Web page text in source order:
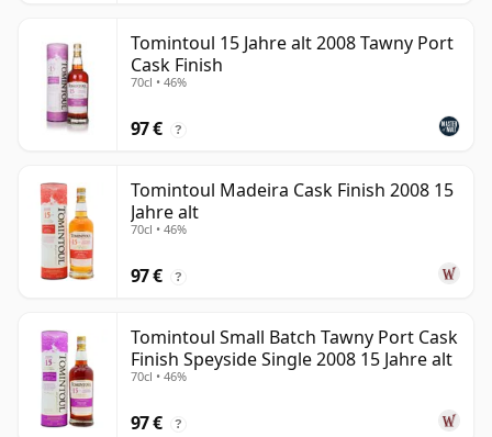
Tomintoul 15 Jahre alt 2008 Tawny Port
Cask Finish
70cl • 46%
97 € ?
Tomintoul Madeira Cask Finish 2008 15
Jahre alt
70cl • 46%
97 € ?
Tomintoul Small Batch Tawny Port Cask
Finish Speyside Single 2008 15 Jahre alt
70cl • 46%
97 € ?